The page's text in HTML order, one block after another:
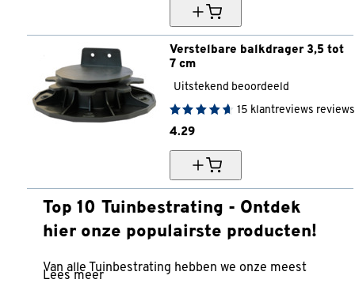
Verstelbare balkdrager 3,5 tot
7 cm
Uitstekend beoordeeld
15 klantreviews reviews
4.29
Top 10 Tuinbestrating - Ontdek
hier onze populairste producten!
Van alle Tuinbestrating hebben we onze meest
Lees meer